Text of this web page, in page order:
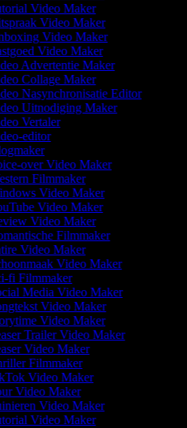
Video Maker
Video Maker
Video Maker
Video Maker
Advertentie Maker
Collage Maker
Nasynchronisatie Editor
Uitnodiging Maker
Vertaler
editor
over Video Maker
Filmmaker
Video Maker
Video Maker
Video Maker
Filmmaker
Video Maker
Video Maker
fi Filmmaker
Media Video Maker
Video Maker
Video Maker
Trailer Video Maker
Video Maker
Filmmaker
Video Maker
Video Maker
Video Maker
Video Maker